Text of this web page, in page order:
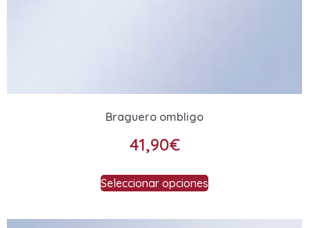
Braguero ombligo
41,90€
Seleccionar opciones